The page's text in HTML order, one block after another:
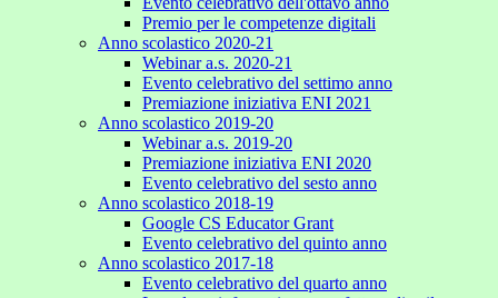
Premio per le competenze digitali
Anno scolastico 2020-21
Webinar a.s. 2020-21
Evento celebrativo del settimo anno
Premiazione iniziativa ENI 2021
Anno scolastico 2019-20
Webinar a.s. 2019-20
Premiazione iniziativa ENI 2020
Evento celebrativo del sesto anno
Anno scolastico 2018-19
Google CS Educator Grant
Evento celebrativo del quinto anno
Anno scolastico 2017-18
Evento celebrativo del quarto anno